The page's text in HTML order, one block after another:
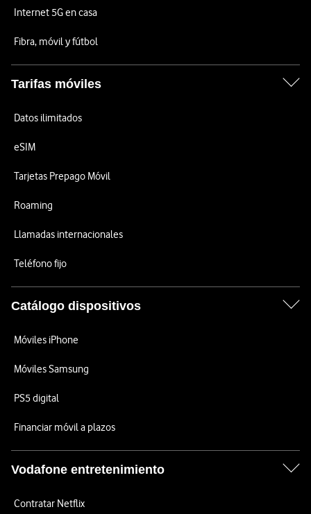
Internet 5G en casa
Fibra, móvil y fútbol
Tarifas móviles
Datos ilimitados
eSIM
Tarjetas Prepago Móvil
Roaming
Llamadas internacionales
Teléfono fijo
Catálogo dispositivos
Móviles iPhone
Móviles Samsung
PS5 digital
Financiar móvil a plazos
Vodafone entretenimiento
Contratar Netflix